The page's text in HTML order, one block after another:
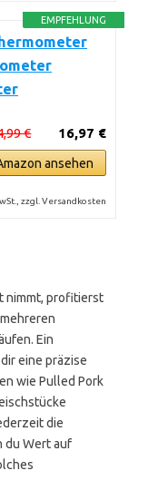
EMPFEHLUNG
16,97 €
€
ansehen
zzgl. Versandkosten
nimmt, profitierst
Ein
eine präzise
wie Pulled Pork
die
du Wert auf